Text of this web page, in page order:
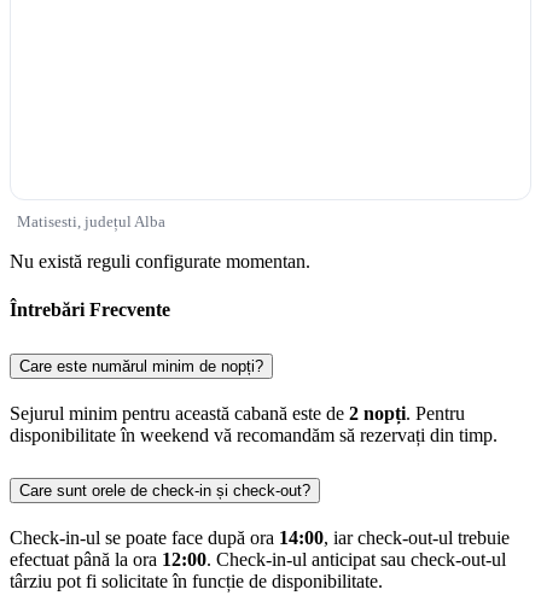
Matisesti, județul Alba
Nu există reguli configurate momentan.
Întrebări Frecvente
Care este numărul minim de nopți?
Sejurul minim pentru această cabană este de 2 nopți. Pentru
disponibilitate în weekend vă recomandăm să rezervați din timp.
Care sunt orele de check-in și check-out?
Check-in-ul se poate face după ora 14:00, iar check-out-ul trebuie
efectuat până la ora 12:00. Check-in-ul anticipat sau check-out-ul
târziu pot fi solicitate în funcție de disponibilitate.